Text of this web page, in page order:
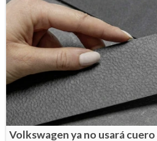
Volkswagen ya no usará